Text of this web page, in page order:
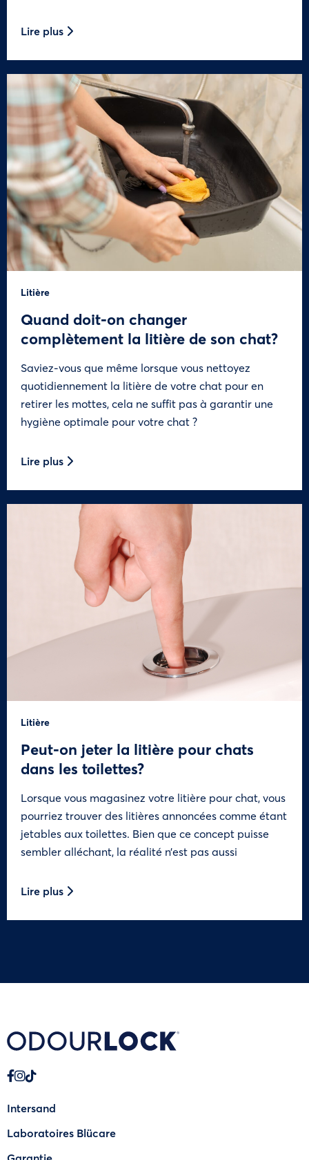
Lire plus
Litière
Quand doit-on changer
complètement la litière de son chat?
Saviez-vous que même lorsque vous nettoyez
quotidiennement la litière de votre chat pour en
retirer les mottes, cela ne suffit pas à garantir une
hygiène optimale pour votre chat ?
Lire plus
Litière
Peut-on jeter la litière pour chats
dans les toilettes?
Lorsque vous magasinez votre litière pour chat, vous
pourriez trouver des litières annoncées comme étant
jetables aux toilettes. Bien que ce concept puisse
sembler alléchant, la réalité n’est pas aussi
Lire plus
Intersand
Laboratoires Blücare